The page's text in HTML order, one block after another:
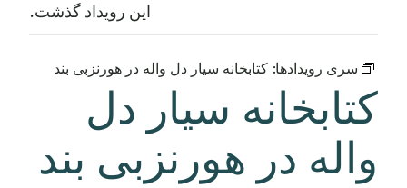
این رویداد گذشت.
سری رویدادها: کتابخانه سیار دل واله در هورنزبی بند
کتابخانه سیار دل
واله در هورنزبی بند